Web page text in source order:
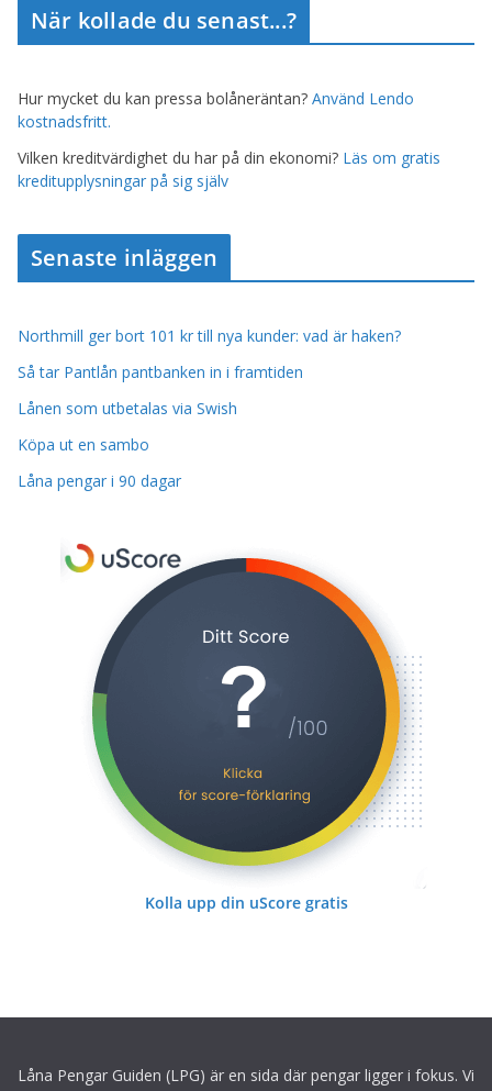
När kollade du senast...?
Hur mycket du kan pressa bolåneräntan? Använd Lendo
kostnadsfritt.
Vilken kreditvärdighet du har på din ekonomi? Läs om gratis
kreditupplysningar på sig själv
Senaste inläggen
Northmill ger bort 101 kr till nya kunder: vad är haken?
Så tar Pantlån pantbanken in i framtiden
Lånen som utbetalas via Swish
Köpa ut en sambo
Låna pengar i 90 dagar
Kolla upp din uScore gratis
Låna Pengar Guiden (LPG) är en sida där pengar ligger i fokus. Vi